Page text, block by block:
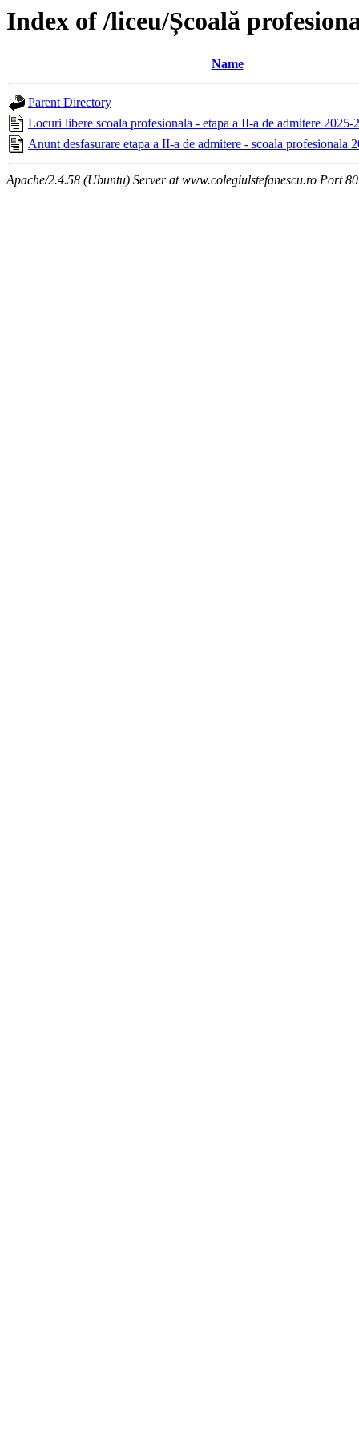
Index of /liceu/Școală
Name
Parent Directory
Locuri libere scoala profesionala - etapa a II-a de admitere 2025-
Anunt desfasurare etapa a II-a de admitere - scoala profesionala
Apache/2.4.58 (Ubuntu) Server at www.colegiulstefanescu.ro Port 80